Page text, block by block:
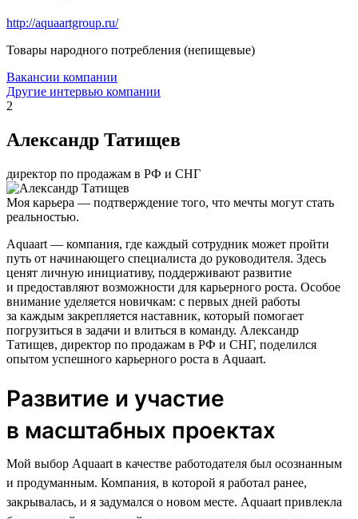
http://aquaartgroup.ru/
Товары народного потребления (непищевые)
Вакансии компании
Другие интервью компании
2
Александр Татищев
директор по продажам в РФ и СНГ
Моя карьера — подтверждение того, что мечты могут стать
реальностью.
Aquaart — компания, где каждый сотрудник может пройти
путь от начинающего специалиста до руководителя. Здесь
ценят личную инициативу, поддерживают развитие
и предоставляют возможности для карьерного роста. Особое
внимание уделяется новичкам: с первых дней работы
за каждым закрепляется наставник, который помогает
погрузиться в задачи и влиться в команду. Александр
Татищев, директор по продажам в РФ и СНГ, поделился
опытом успешного карьерного роста в Aquaart.
Развитие и участие
в масштабных проектах
Мой выбор Aquaart в качестве работодателя был осознанным
и продуманным. Компания, в которой я работал ранее,
закрывалась, и я задумался о новом месте. Aquaart привлекла